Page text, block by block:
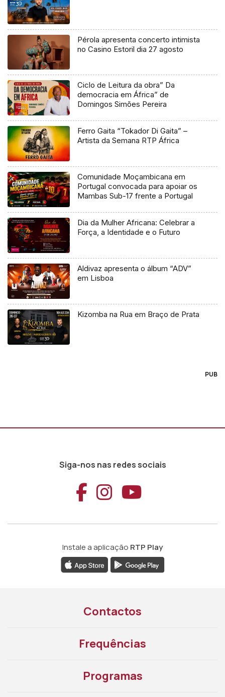
Pérola apresenta concerto intimista
no Casino Estoril dia 27 agosto
Ciclo de Leitura da obra” Da
democracia em África” de
Domingos Simões Pereira
Ferro Gaita “Tokador Di Gaita” –
Artista da Semana RTP África
Comunidade Moçambicana em
Portugal convocada para apoiar os
Mambas Sub-17 frente a Portugal
Dia da Mulher Africana: Celebrar a
Força, a Identidade e o Futuro
Aldivaz apresenta o álbum “ADV”
em Lisboa
Kizomba na Rua em Braço de Prata
PUB
Siga-nos nas redes sociais
Aceder ao
Aceder ao
Aceder
Instale a aplicação RTP Play
Contactos
Frequências
Programas